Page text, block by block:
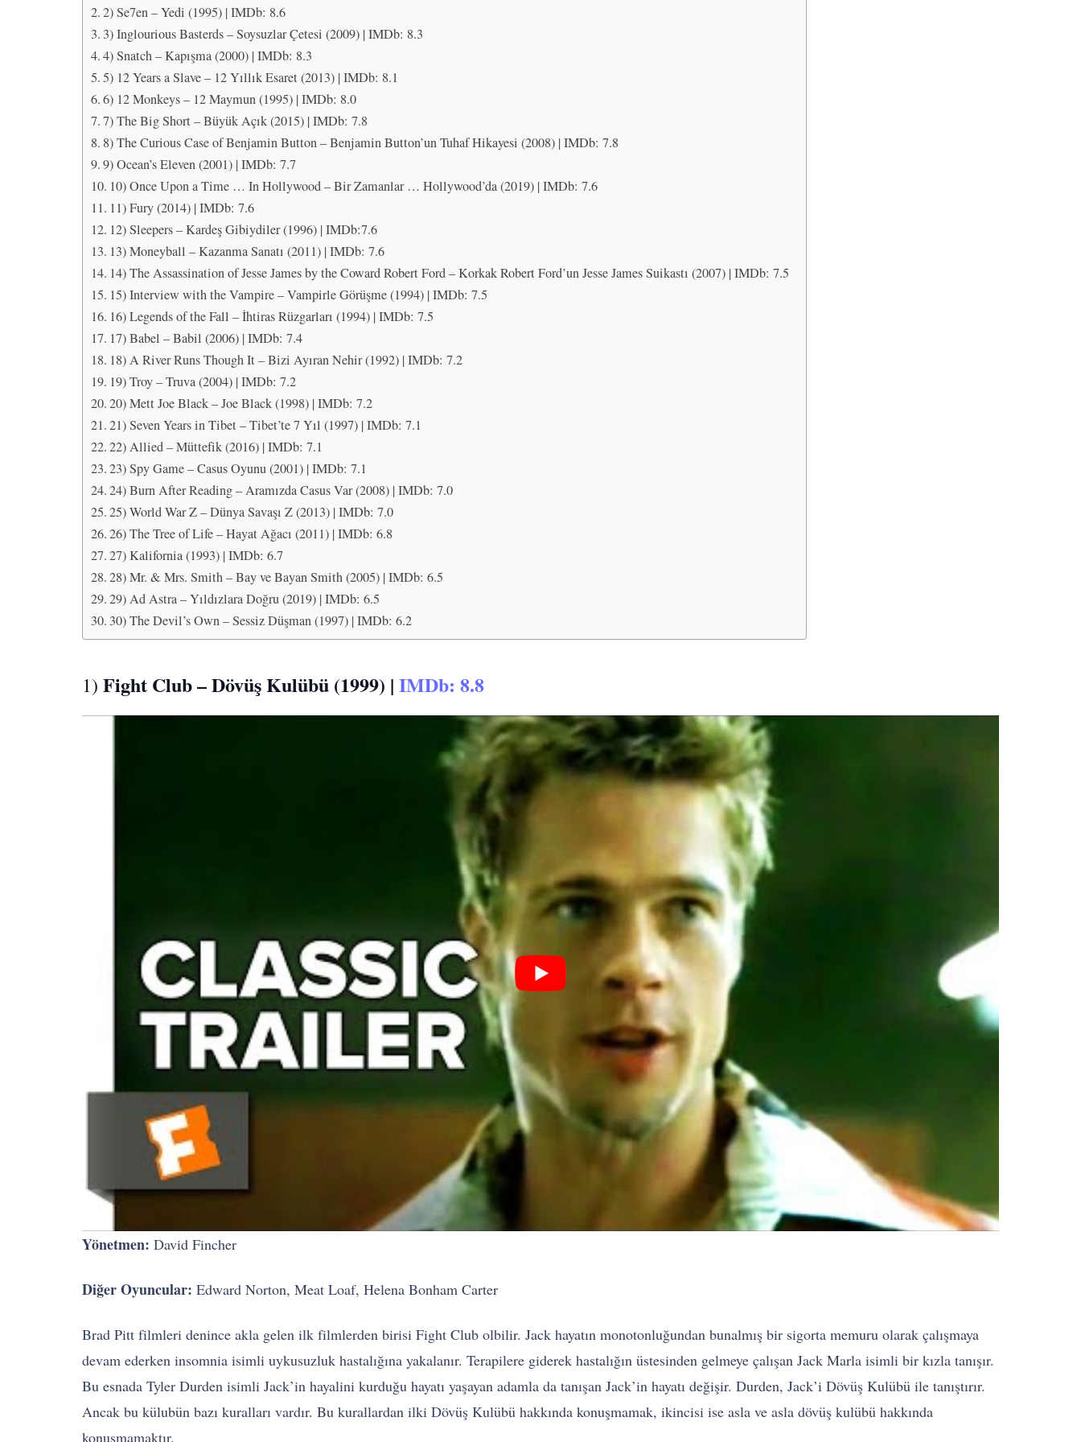
2) Se7en – Yedi (1995) | IMDb: 8.6
3) Inglourious Basterds – Soysuzlar Çetesi (2009) | IMDb: 8.3
4) Snatch – Kapışma (2000) | IMDb: 8.3
5) 12 Years a Slave – 12 Yıllık Esaret (2013) | IMDb: 8.1
6) 12 Monkeys – 12 Maymun (1995) | IMDb: 8.0
7) The Big Short – Büyük Açık (2015) | IMDb: 7.8
8) The Curious Case of Benjamin Button – Benjamin Button’un Tuhaf Hikayesi (2008) | IMDb: 7.8
9) Ocean’s Eleven (2001) | IMDb: 7.7
10) Once Upon a Time … In Hollywood – Bir Zamanlar … Hollywood’da (2019) | IMDb: 7.6
11) Fury (2014) | IMDb: 7.6
12) Sleepers – Kardeş Gibiydiler (1996) | IMDb:7.6
13) Moneyball – Kazanma Sanatı (2011) | IMDb: 7.6
14) The Assassination of Jesse James by the Coward Robert Ford – Korkak Robert Ford’un Jesse James Suikastı (2007) | IMDb: 7.5
15) Interview with the Vampire – Vampirle Görüşme (1994) | IMDb: 7.5
16) Legends of the Fall – İhtiras Rüzgarları (1994) | IMDb: 7.5
17) Babel – Babil (2006) | IMDb: 7.4
18) A River Runs Though It – Bizi Ayıran Nehir (1992) | IMDb: 7.2
19) Troy – Truva (2004) | IMDb: 7.2
20) Mett Joe Black – Joe Black (1998) | IMDb: 7.2
21) Seven Years in Tibet – Tibet’te 7 Yıl (1997) | IMDb: 7.1
22) Allied – Müttefik (2016) | IMDb: 7.1
23) Spy Game – Casus Oyunu (2001) | IMDb: 7.1
24) Burn After Reading – Aramızda Casus Var (2008) | IMDb: 7.0
25) World War Z – Dünya Savaşı Z (2013) | IMDb: 7.0
26) The Tree of Life – Hayat Ağacı (2011) | IMDb: 6.8
27) Kalifornia (1993) | IMDb: 6.7
28) Mr. & Mrs. Smith – Bay ve Bayan Smith (2005) | IMDb: 6.5
29) Ad Astra – Yıldızlara Doğru (2019) | IMDb: 6.5
30) The Devil’s Own – Sessiz Düşman (1997) | IMDb: 6.2
1) Fight Club – Dövüş Kulübü (1999) | IMDb: 8.8
Yönetmen: David Fincher
Diğer Oyuncular: Edward Norton, Meat Loaf, Helena Bonham Carter
Brad Pitt filmleri denince akla gelen ilk filmlerden birisi Fight Club olbilir. Jack hayatın monotonluğundan bunalmış bir sigorta memuru olarak çalışmaya
devam ederken insomnia isimli uykusuzluk hastalığına yakalanır. Terapilere giderek hastalığın üstesinden gelmeye çalışan Jack Marla isimli bir kızla tanışır.
Bu esnada Tyler Durden isimli Jack’in hayalini kurduğu hayatı yaşayan adamla da tanışan Jack’in hayatı değişir. Durden, Jack’i Dövüş Kulübü ile tanıştırır.
Ancak bu külubün bazı kuralları vardır. Bu kurallardan ilki Dövüş Kulübü hakkında konuşmamak, ikincisi ise asla ve asla dövüş kulübü hakkında
konuşmamaktır.